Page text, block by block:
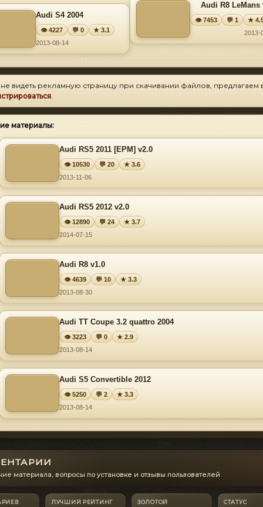
Audi S4 2004
👁 4227 💬 0
★ 3.1
2013-08-14
Audi R8 LeMans
👁 7453 💬 1
★
2013-
видеть рекламную страницу при скачивании файлов, предлагаем
.
материалы:
Audi RS5 2011 [EPM] v2.0
👁 10530 💬 20
★ 3.6
2013-11-06
Audi RS5 2012 v2.0
👁 12890 💬 24
★ 3.7
2014-07-15
Audi R8 v1.0
👁 4639 💬 10
★ 3.3
2013-08-30
Audi TT Coupe 3.2 quattro 2004
👁 3223 💬 0
★ 2.9
2013-08-14
Audi S5 Convertible 2012
👁 5250 💬 2
★ 3.3
2013-08-14
материала, вопросы по установке и отзывы пользователей
ЛУЧШИЙ РЕЙТИНГ ЗОЛОТОЙ СТАТУС